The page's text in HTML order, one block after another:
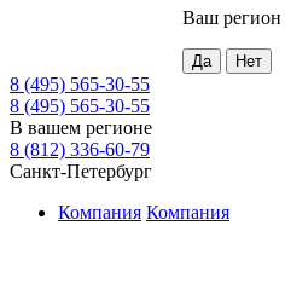
Ваш регион
8 (495) 565-30-55
8 (495) 565-30-55
В вашем регионе
8 (812) 336-60-79
Санкт-Петербург
Компания Компания